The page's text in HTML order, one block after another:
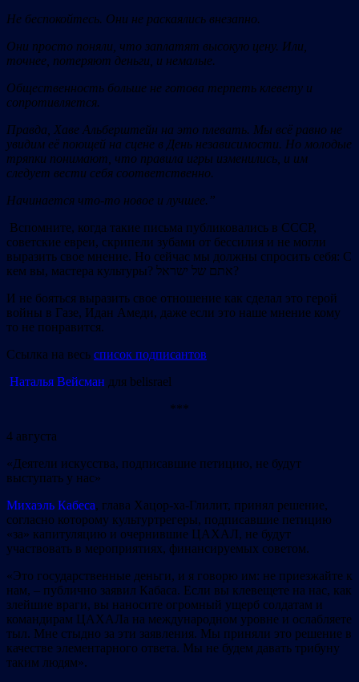
Не беспокойтесь. Они не раскаялись внезапно.
Они просто поняли, что заплатят высокую цену. Или,
точнее, потеряют деньги, и немалые.
Общественность больше не готова терпеть клевету и
сопротивляется.
Правда, Хаве Альберштейн на это плевать. Мы всё равно не
увидим её поющей на сцене в День независимости. Но молодые
тряпки понимают, что правила игры изменились, и им
следует вести себя соответственно.
Начинается что-то новое и лучшее.”
Вспомните, когда такие письма публиковались в СССР,
советские евреи, скрипели зубами от бессилия и не могли
выразить свое мнение. Но сейчас мы должны спросить себя: С
кем вы, мастера культуры? אתם של ישראל?
И не бояться выразить свое отношение как сделал это герой
войны в Газе, Идан Амеди, даже если это наше мнение кому
то не понравится.
Ссылка на весь список подписантов
Наталья Вейсман для belisrael
***
4 августа
«Деятели искусства, подписавшие петицию, не будут
выступать у нас»
Михаэль Кабеса, глава Хацор-ха-Глилит, принял решение,
согласно которому культуртрегеры, подписавшие петицию
«за» капитуляцию и очернившие ЦАХАЛ, не будут
участвовать в мероприятиях, финансируемых советом.
«Это государственные деньги, и я говорю им: не приезжайте к
нам, – публично заявил Кабаса. Если вы клевещете на нас, как
злейшие враги, вы наносите огромный ущерб солдатам и
командирам ЦАХАЛа на международном уровне и ослабляете
тыл. Мне стыдно за эти заявления. Мы приняли это решение в
качестве элементарного ответа. Мы не будем давать трибуну
таким людям».